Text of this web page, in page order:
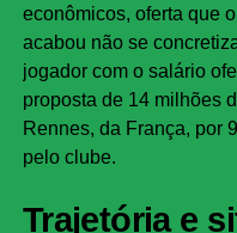
econômicos, oferta que
acabou não se
jogador com o salário
proposta de 14 milhões
Rennes, da França, por
pelo clube.
Trajetória e